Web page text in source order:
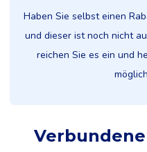
Haben Sie selbst einen
und dieser ist noch nicht
reichen Sie es ein und